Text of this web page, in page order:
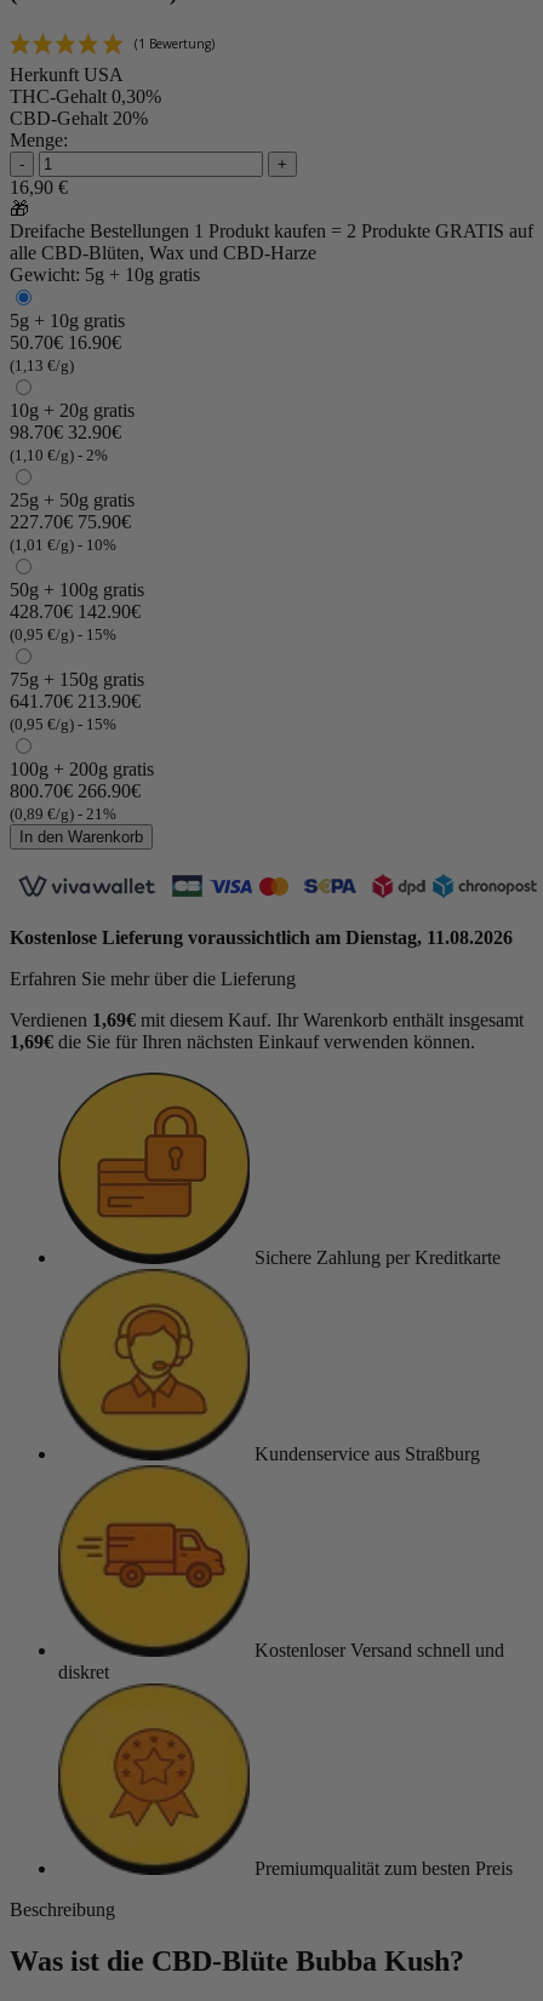
Herkunft USA
THC-Gehalt 0,30%
CBD-Gehalt 20%
Menge:
- +
16,90 €
🎁
Dreifache Bestellungen 1 Produkt kaufen = 2 Produkte GRATIS auf
alle CBD-Blüten, Wax und CBD-Harze
Gewicht: 5g + 10g gratis
5g + 10g gratis
50.70€ 16.90€
(1,13 €/g)
10g + 20g gratis
98.70€ 32.90€
(1,10 €/g) - 2%
25g + 50g gratis
227.70€ 75.90€
(1,01 €/g) - 10%
50g + 100g gratis
428.70€ 142.90€
(0,95 €/g) - 15%
75g + 150g gratis
641.70€ 213.90€
(0,95 €/g) - 15%
100g + 200g gratis
800.70€ 266.90€
(0,89 €/g) - 21%
In den Warenkorb
Kostenlose Lieferung voraussichtlich am Dienstag, 11.08.2026
Erfahren Sie mehr über die Lieferung
Verdienen 1,69€ mit diesem Kauf. Ihr Warenkorb enthält insgesamt
1,69€ die Sie für Ihren nächsten Einkauf verwenden können.
Sichere Zahlung per Kreditkarte
Kundenservice aus Straßburg
Kostenloser Versand schnell und
diskret
Premiumqualität zum besten Preis
Beschreibung
Was ist die CBD-Blüte Bubba Kush?